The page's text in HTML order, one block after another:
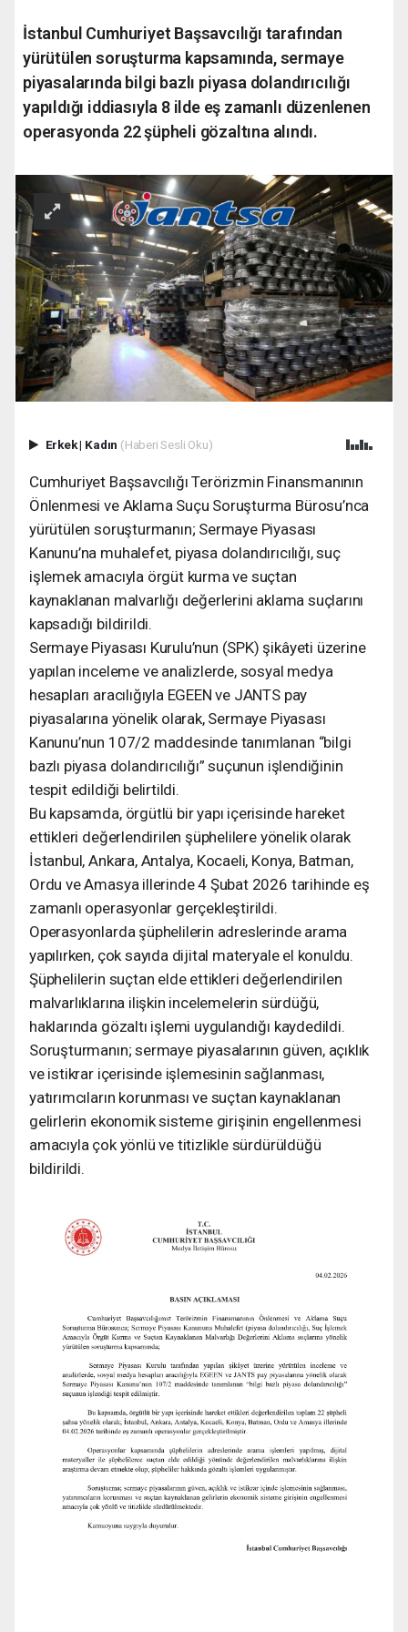
İstanbul Cumhuriyet Başsavcılığı tarafından
yürütülen soruşturma kapsamında, sermaye
piyasalarında bilgi bazlı piyasa dolandırıcılığı
yapıldığı iddiasıyla 8 ilde eş zamanlı düzenlenen
operasyonda 22 şüpheli gözaltına alındı.
Erkek| Kadın (Haberi Sesli Oku)
Cumhuriyet Başsavcılığı Terörizmin Finansmanının
Önlenmesi ve Aklama Suçu Soruşturma Bürosu’nca
yürütülen soruşturmanın; Sermaye Piyasası
Kanunu’na muhalefet, piyasa dolandırıcılığı, suç
işlemek amacıyla örgüt kurma ve suçtan
kaynaklanan malvarlığı değerlerini aklama suçlarını
kapsadığı bildirildi.
Sermaye Piyasası Kurulu’nun (SPK) şikâyeti üzerine
yapılan inceleme ve analizlerde, sosyal medya
hesapları aracılığıyla EGEEN ve JANTS pay
piyasalarına yönelik olarak, Sermaye Piyasası
Kanunu’nun 107/2 maddesinde tanımlanan “bilgi
bazlı piyasa dolandırıcılığı” suçunun işlendiğinin
tespit edildiği belirtildi.
Bu kapsamda, örgütlü bir yapı içerisinde hareket
ettikleri değerlendirilen şüphelilere yönelik olarak
İstanbul, Ankara, Antalya, Kocaeli, Konya, Batman,
Ordu ve Amasya illerinde 4 Şubat 2026 tarihinde eş
zamanlı operasyonlar gerçekleştirildi.
Operasyonlarda şüphelilerin adreslerinde arama
yapılırken, çok sayıda dijital materyale el konuldu.
Şüphelilerin suçtan elde ettikleri değerlendirilen
malvarlıklarına ilişkin incelemelerin sürdüğü,
haklarında gözaltı işlemi uygulandığı kaydedildi.
Soruşturmanın; sermaye piyasalarının güven, açıklık
ve istikrar içerisinde işlemesinin sağlanması,
yatırımcıların korunması ve suçtan kaynaklanan
gelirlerin ekonomik sisteme girişinin engellenmesi
amacıyla çok yönlü ve titizlikle sürdürüldüğü
bildirildi.